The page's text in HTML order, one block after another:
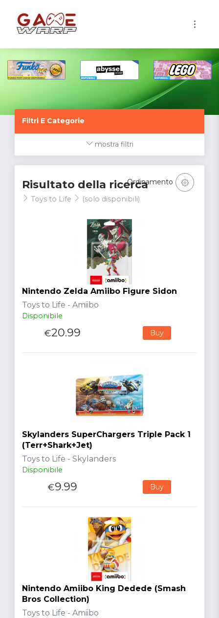
Filtri E Categorie
mostra filtri
Risultato della ricerca
Toys to Life (solo disponibili)
Ordinamento
Nintendo Zelda Amiibo Figure Sidon
Toys to Life - Amiibo
Disponibile
€20.99 Buy
Skylanders SuperChargers Triple Pack 1
(Terr+Shark+Jet)
Toys to Life - Skylanders
Disponibile
€9.99 Buy
Nintendo Amiibo King Dedede (Smash
Bros Collection)
Toys to Life - Amiibo